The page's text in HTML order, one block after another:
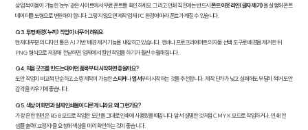
상업적 이용이 가능한 '눈누' 같은 사이트에서 무료 폰트를 확인하세요. 그리고 인쇄 직전에는 반드시폰트 아웃라인(글자 깨기)을 실행해 폰트
데이터를 도형으로 변환해야 합니다. 그렇지 않으면 제작 업체 PC 환경에 따라 폰트가 깨질 수 있습니다.
Q3. 투명 배경(누끼) 작업이 너무 어려워요.
현재 대부분의 디자인 툴은 AI 기반 '배경 제거' 기능을 내장하고 있습니다. 캔바나 프로크리에이트의 자동 선택 도구로 배경을 제거한 뒤
PNG 형식으로 저장해 전달하면, 업체에서 칼선 작업을 하기가 훨씬 수월해집니다.
Q4. 처음 굿즈를 만드는데 어떤 품목부터 시작하면 좋을까요?
도안 작업이 비교적 단순하고 소량 제작이 가능한스티커 나엽서부터 시작하는 것을 추천합니다. 제작 단가가 낮고 실패해도 부담이 적어 도안
감각을 키우기에 좋습니다.
Q5. 색상이 화면과 실제 인쇄물이 다르게 나와요. 왜 그런가요?
가장 흔한 원인은 RGB 모드로 작업한 도안을 그대로 인쇄에 사용했을 때입니다. 앞서 설명한 것처럼 CMYK 모드로 작업하거나, 인쇄 전
샘플 출력(교정지)을 요청해 색상을 미리 확인하는 것이 좋습니다.